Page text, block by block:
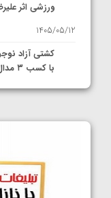
ورزشی اثر
1405/05/12
کشتی آزاد
با کسب ۳ مدال طلا، ۱ نقره و ۲ مدال برنز
1405/05/11
کشتی آزاد
فینالیست